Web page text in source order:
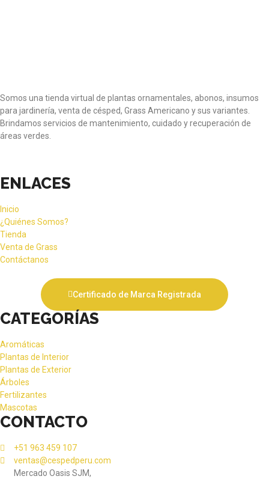
Somos una tienda virtual de plantas ornamentales, abonos, insumos
para jardinería, venta de césped, Grass Americano y sus variantes.
Brindamos servicios de mantenimiento, cuidado y recuperación de
áreas verdes.
ENLACES
Inicio
¿Quiénes Somos?
Tienda
Venta de Grass
Contáctanos
Certificado de Marca Registrada
CATEGORÍAS
Aromáticas
Plantas de Interior
Plantas de Exterior
Árboles
Fertilizantes
Mascotas
CONTACTO
+51 963 459 107
ventas@cespedperu.com
Mercado Oasis SJM,